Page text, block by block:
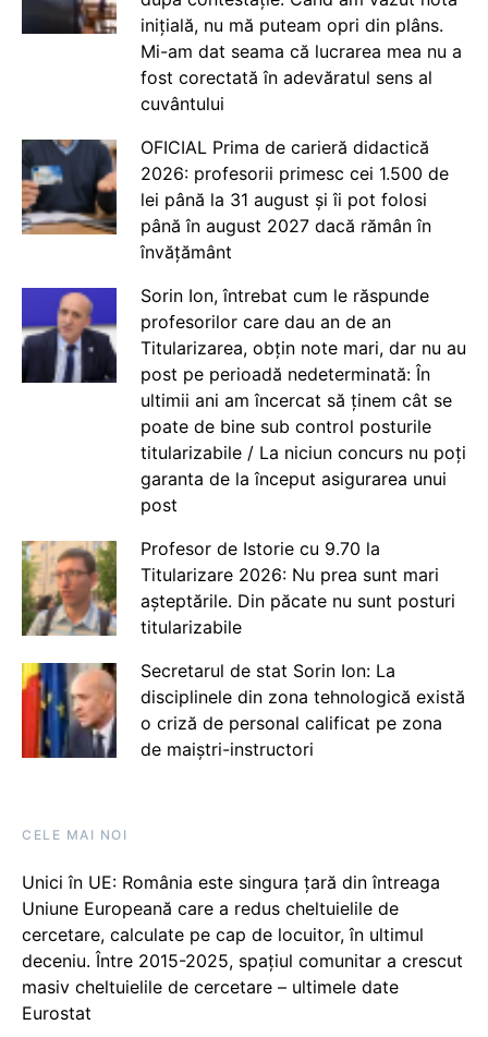
inițială, nu mă puteam opri din plâns.
Mi-am dat seama că lucrarea mea nu a
fost corectată în adevăratul sens al
cuvântului
OFICIAL Prima de carieră didactică
2026: profesorii primesc cei 1.500 de
lei până la 31 august și îi pot folosi
până în august 2027 dacă rămân în
învățământ
Sorin Ion, întrebat cum le răspunde
profesorilor care dau an de an
Titularizarea, obțin note mari, dar nu au
post pe perioadă nedeterminată: În
ultimii ani am încercat să ținem cât se
poate de bine sub control posturile
titularizabile / La niciun concurs nu poți
garanta de la început asigurarea unui
post
Profesor de Istorie cu 9.70 la
Titularizare 2026: Nu prea sunt mari
așteptările. Din păcate nu sunt posturi
titularizabile
Secretarul de stat Sorin Ion: La
disciplinele din zona tehnologică există
o criză de personal calificat pe zona
de maiștri-instructori
CELE MAI NOI
Unici în UE: România este singura țară din întreaga
Uniune Europeană care a redus cheltuielile de
cercetare, calculate pe cap de locuitor, în ultimul
deceniu. Între 2015-2025, spațiul comunitar a crescut
masiv cheltuielile de cercetare – ultimele date
Eurostat